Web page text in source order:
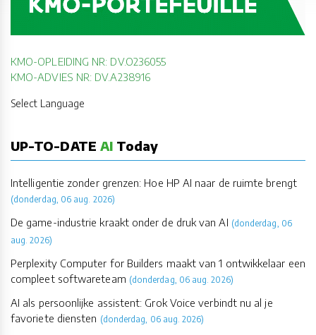
KMO-OPLEIDING NR: DV.O236055
KMO-ADVIES NR: DV.A238916
Select Language
UP-TO-DATE AI Today
Intelligentie zonder grenzen: Hoe HP AI naar de ruimte brengt
(donderdag, 06 aug. 2026)
De game-industrie kraakt onder de druk van AI (donderdag, 06
aug. 2026)
Perplexity Computer for Builders maakt van 1 ontwikkelaar een
compleet softwareteam (donderdag, 06 aug. 2026)
AI als persoonlijke assistent: Grok Voice verbindt nu al je
favoriete diensten (donderdag, 06 aug. 2026)